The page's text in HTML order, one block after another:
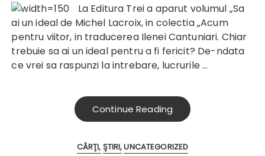
La Editura Trei a aparut volumul „Sa
ai un ideal de Michel Lacroix, in colectia „Acum
pentru viitor, in traducerea Ilenei Cantuniari. Chiar
trebuie sa ai un ideal pentru a fi fericit? De-ndata
ce vrei sa raspunzi la intrebare, lucrurile…
Continue Reading
CĂRŢI ŞTIRI UNCATEGORIZED